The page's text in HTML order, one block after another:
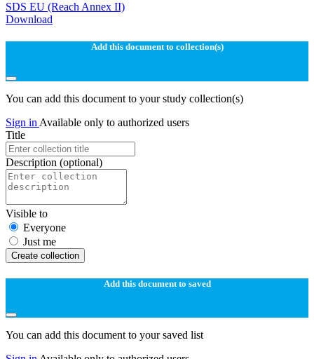
SDS EU (Reach Annex II)
Download
Add this document to collection(s)
You can add this document to your study collection(s)
Sign in Available only to authorized users
Title
Description (optional)
Visible to
Everyone
Just me
Create collection
Add this document to saved
You can add this document to your saved list